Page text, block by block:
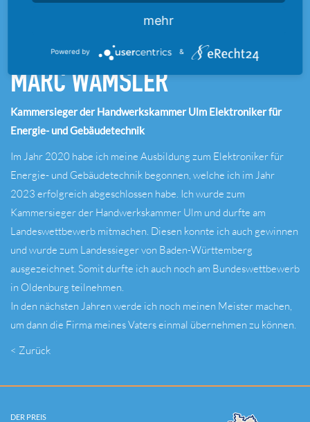
MARC WAMSLER
Kammersieger der Handwerkskammer Ulm Elektroniker für
Energie- und Gebäudetechnik
Im Jahr 2020 habe ich meine Ausbildung zum Elektroniker für
Energie- und Gebäudetechnik begonnen, welche ich im Jahr
2023 erfolgreich abgeschlossen habe. Ich wurde zum
Kammersieger der Handwerkskammer Ulm und durfte am
Landeswettbewerb mitmachen. Diesen konnte ich auch gewinnen
und wurde zum Landessieger von Baden-Württemberg
ausgezeichnet. Somit durfte ich auch noch am Bundeswettbewerb
in Oldenburg teilnehmen.
In den nächsten Jahren werde ich noch meinen Meister machen,
um dann die Firma meines Vaters einmal übernehmen zu können.
< Zurück
DER PREIS
mehr
Powered by &